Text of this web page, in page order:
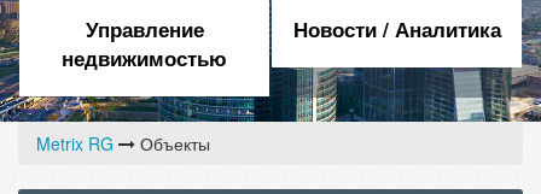
Управление
недвижимостью
Новости / Аналитика
Metrix RG Объекты